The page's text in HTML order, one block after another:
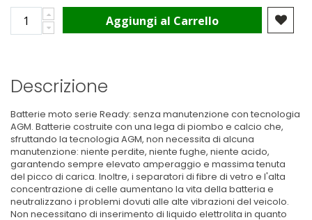
Aggiungi al Carrello
Descrizione
Batterie moto serie Ready: senza manutenzione con tecnologia
AGM. Batterie costruite con una lega di piombo e calcio che,
sfruttando la tecnologia AGM, non necessita di alcuna
manutenzione: niente perdite, niente fughe, niente acido,
garantendo sempre elevato amperaggio e massima tenuta
del picco di carica. Inoltre, i separatori di fibre di vetro e l'alta
concentrazione di celle aumentano la vita della batteria e
neutralizzano i problemi dovuti alle alte vibrazioni del veicolo.
Non necessitano di inserimento di liquido elettrolita in quanto